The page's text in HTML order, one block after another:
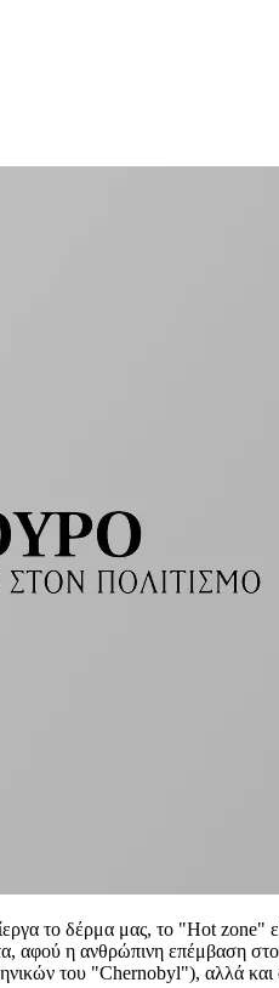
το δέρμα μας, το "Hot zone"
αφού η ανθρώπινη επέμβαση
του "Chernobyl"), αλλά